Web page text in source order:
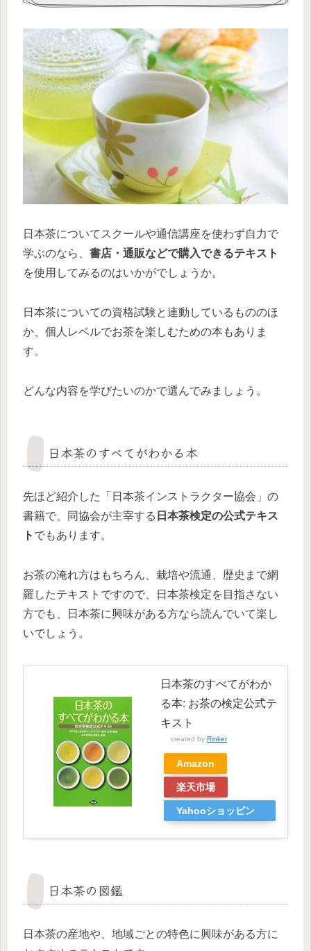
日本茶についてスクールや通信講座を使わず自力で
学ぶのなら、 書店・通販などで購入できるテキスト
を使用してみるのはいかがでしょうか。
日本茶についての資格試験と連動しているもののほ
か、個人レベルでお茶を楽しむための本もありま
す。
どんな内容を学びたいのかで選んでみましょう。
日本茶のすべてがわかる本
先ほど紹介した「日本茶インストラクター協会」の
書籍で、同協会が主宰する 日本茶検定の公式テキス
ト でもあります。
お茶の淹れ方はもちろん、栽培や流通、歴史まで網
羅したテキストですので、日本茶検定を目指さない
方でも、日本茶に興味がある方なら読んでいて楽し
いでしょう。
日本茶のすべてがわか
る本: お茶の検定公式テ
キスト
created by Rinker
Amazon
楽天市場
Yahooショッピン
日本茶の図鑑
日本茶の産地や、地域ごとの特色に興味がある方に